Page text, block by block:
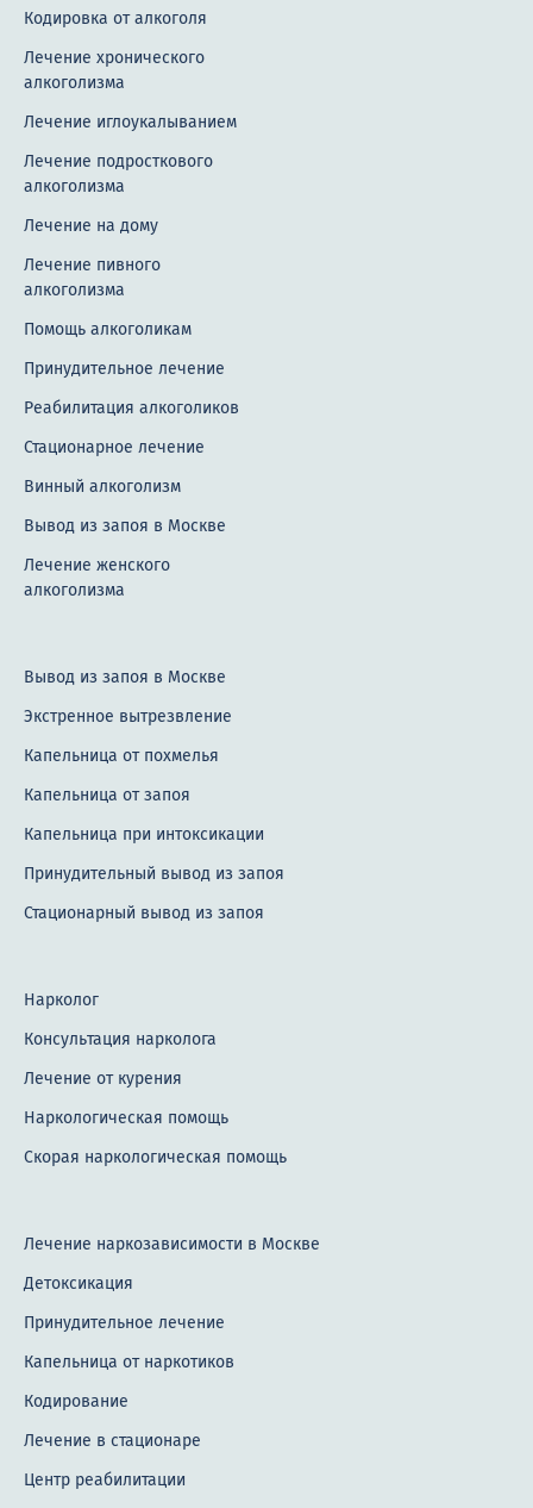
Кодировка от алкоголя
Лечение хронического
алкоголизма
Лечение иглоукалыванием
Лечение подросткового
алкоголизма
Лечение на дому
Лечение пивного
алкоголизма
Помощь алкоголикам
Принудительное лечение
Реабилитация алкоголиков
Стационарное лечение
Винный алкоголизм
Вывод из запоя в Москве
Лечение женского
алкоголизма
Вывод из запоя в Москве
Экстренное вытрезвление
Капельница от похмелья
Капельница от запоя
Капельница при интоксикации
Принудительный вывод из запоя
Стационарный вывод из запоя
Нарколог
Консультация нарколога
Лечение от курения
Наркологическая помощь
Скорая наркологическая помощь
Лечение наркозависимости в Москве
Детоксикация
Принудительное лечение
Капельница от наркотиков
Кодирование
Лечение в стационаре
Центр реабилитации